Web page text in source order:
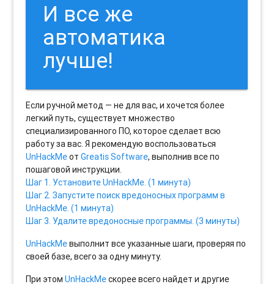
И все же
автоматика
лучше!
Если ручной метод — не для вас, и хочется более
легкий путь, существует множество
специализированного ПО, которое сделает всю
работу за вас. Я рекомендую воспользоваться
UnHackMeотGreatis Software, выполнив все по
пошаговой инструкции.
Шаг 1. Установите UnHackMe. (1 минута)
Шаг 2. Запустите поиск вредоносных программ в
UnHackMe. (1 минута)
Шаг 3. Удалите вредоносные программы. (3 минуты)
UnHackMeвыполнит все указанные шаги, проверяя по
своей базе, всего за одну минуту.
При этомUnHackMeскорее всего найдет и другие